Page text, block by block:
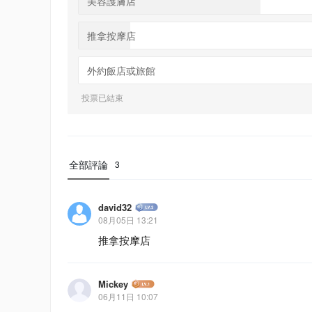
推拿按摩店
外約飯店或旅館
投票已結束
全部評論 3
david32
08月05日 13:21
推拿按摩店
Mickey
06月11日 10:07